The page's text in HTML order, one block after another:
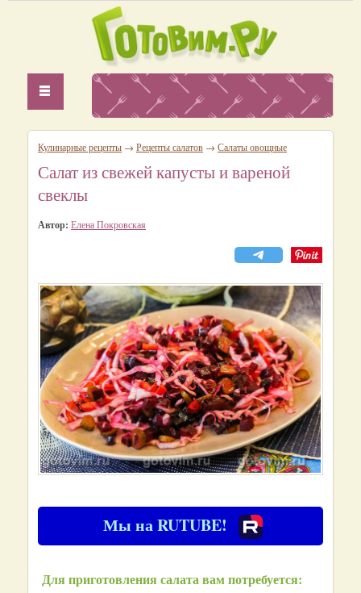
Кулинарные рецепты → Рецепты салатов → Салаты овощные
Салат из свежей капусты и вареной
свеклы
Автор: Елена Покровская
Мы на RUTUBE!
Для приготовления салата вам потребуется: